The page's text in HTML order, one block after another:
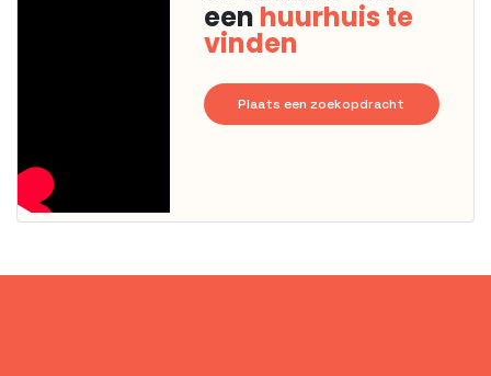
een huurhuis te
vinden
Plaats een zoekopdracht